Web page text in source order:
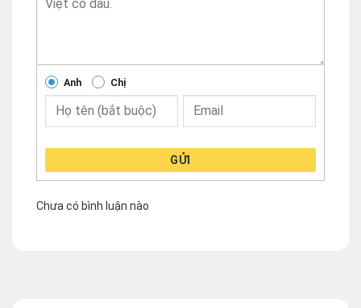
Anh Chị
GỬI
Chưa có bình luận nào